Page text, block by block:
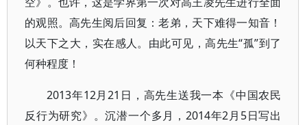
的观照。高先生阅后回复：老弟，天下难得一知音！
以天下之大，实在感人。由此可见，高先生“孤”到了
何种程度！
2013年12月21日，高先生送我一本《中国农民
反行为研究》。沉潜一个多月，2014年2月5日写出